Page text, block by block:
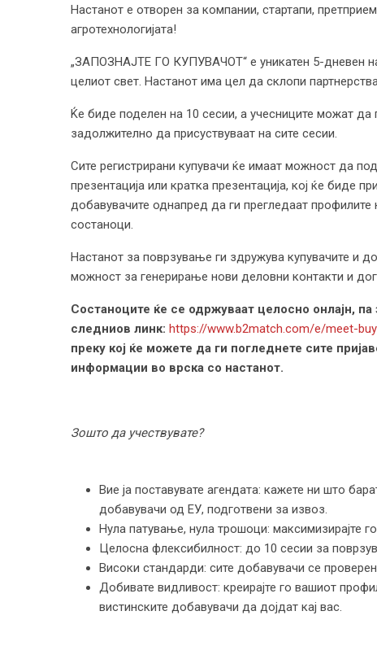
Настанот е отворен за компании, стартапи,
агротехнологијата!
„ЗАПОЗНАЈТЕ ГО КУПУВАЧОТ“ е уникатен 5-дневен
целиот свет. Настанот има цел да склопи
Ќе биде поделен на 10 сесии, а учесниците можат
задолжително да присуствуваат на сите сесии.
Сите регистрирани купувачи ќе имаат можност да
презентација или кратка презентација, кој ќе биде
добавувачите однапред да ги прегледаат
состаноци.
Настанот за поврзување ги здружува купувачите и
можност за генерирање нови деловни контакти и
Состаноците ќе се одржуваат целосно онлајн,
следниов линк: https://www.b2match.com/e/meet-
преку кој ќе можете да ги погледнете сите
информации во врска со настанот.
Зошто да учествувате?
Вие ја поставувате агендата: кажете ни што
добавувачи од ЕУ, подготвени за извоз.
Нула патување, нула трошоци: максимизирајте
Целосна флексибилност: до 10 сесии за
Високи стандарди: сите добавувачи се
Добивате видливост: креирајте го вашиот
вистинските добавувачи да дојдат кај вас.